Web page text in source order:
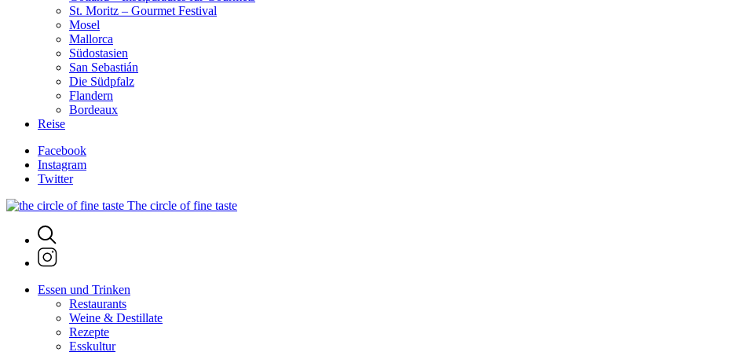
St. Moritz – Gourmet Festival
Mosel
Mallorca
Südostasien
San Sebastián
Die Südpfalz
Flandern
Bordeaux
Reise
Facebook
Instagram
Twitter
The circle of fine taste
Essen und Trinken
Restaurants
Weine & Destillate
Rezepte
Esskultur